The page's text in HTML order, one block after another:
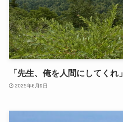
「先生、俺を人間にしてくれ」
2025年6月9日